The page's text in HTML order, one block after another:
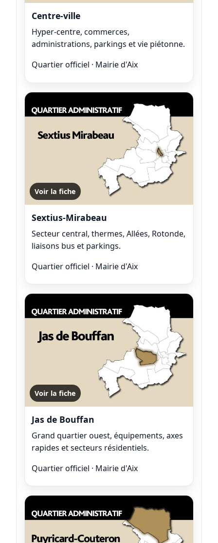
Centre-ville
Hyper-centre, commerces,
administrations, parkings et vie piétonne.
Quartier officiel · Mairie d'Aix
Voir la fiche
Sextius-Mirabeau
Secteur central, thermes, Allées, Rotonde,
liaisons bus et parkings.
Quartier officiel · Mairie d'Aix
Voir la fiche
Jas de Bouffan
Grand quartier ouest, équipements, axes
rapides et secteurs résidentiels.
Quartier officiel · Mairie d'Aix